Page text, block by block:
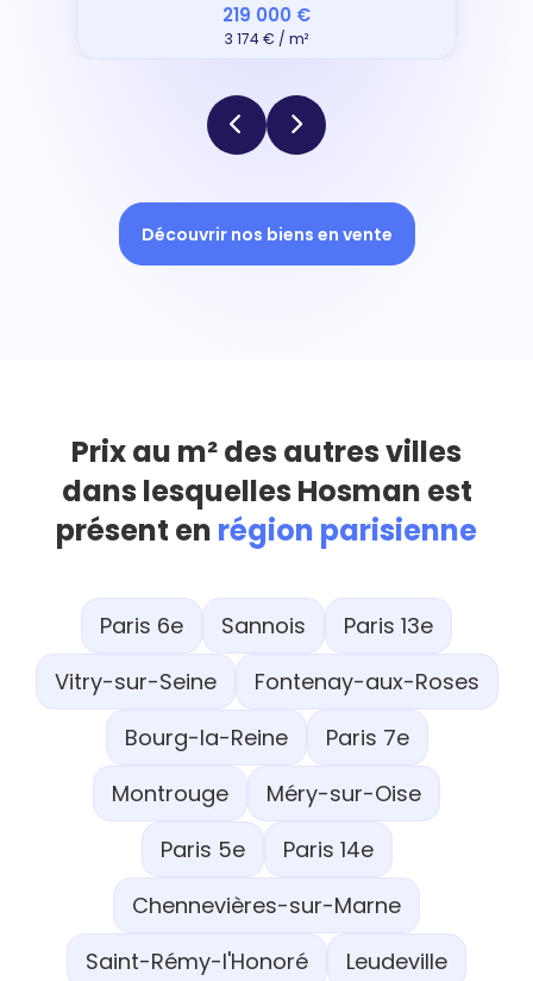
219 000 €
3 174 € / m²
Découvrir nos biens en vente
Prix au m² des autres villes
dans lesquelles Hosman est
présent en région parisienne
Paris 6e Sannois
Paris 13e
Vitry-sur-Seine
Fontenay-aux-Roses
Bourg-la-Reine
Paris 7e
Montrouge
Méry-sur-Oise
Paris 5e
Paris 14e
Chennevières-sur-Marne
Saint-Rémy-l'Honoré
Leudeville